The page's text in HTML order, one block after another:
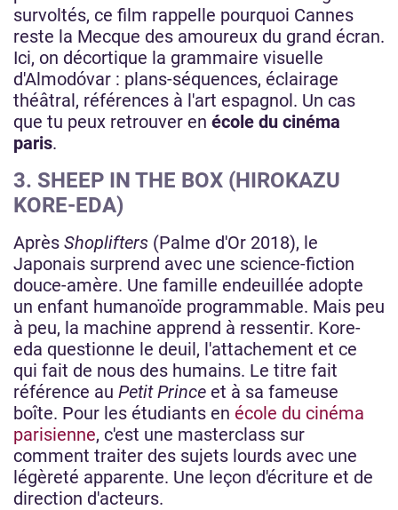
survoltés, ce film rappelle pourquoi Cannes
reste la Mecque des amoureux du grand écran.
Ici, on décortique la grammaire visuelle
d'Almodóvar : plans-séquences, éclairage
théâtral, références à l'art espagnol. Un cas
que tu peux retrouver en école du cinéma
paris.
3. SHEEP IN THE BOX (HIROKAZU
KORE-EDA)
Après Shoplifters (Palme d'Or 2018), le
Japonais surprend avec une science-fiction
douce-amère. Une famille endeuillée adopte
un enfant humanoïde programmable. Mais peu
à peu, la machine apprend à ressentir. Kore-
eda questionne le deuil, l'attachement et ce
qui fait de nous des humains. Le titre fait
référence au Petit Prince et à sa fameuse
boîte. Pour les étudiants en école du cinéma
parisienne, c'est une masterclass sur
comment traiter des sujets lourds avec une
légèreté apparente. Une leçon d'écriture et de
direction d'acteurs.